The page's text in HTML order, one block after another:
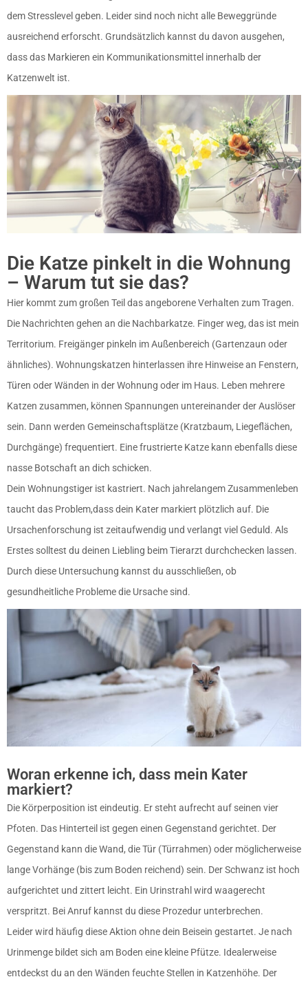
dem Stresslevel geben. Leider sind noch nicht alle Beweggründe
ausreichend erforscht. Grundsätzlich kannst du davon ausgehen,
dass das Markieren ein Kommunikationsmittel innerhalb der
Katzenwelt ist.
Die Katze pinkelt in die Wohnung
– Warum tut sie das?
Hier kommt zum großen Teil das angeborene Verhalten zum Tragen.
Die Nachrichten gehen an die Nachbarkatze. Finger weg, das ist mein
Territorium. Freigänger pinkeln im Außenbereich (Gartenzaun oder
ähnliches). Wohnungskatzen hinterlassen ihre Hinweise an Fenstern,
Türen oder Wänden in der Wohnung oder im Haus. Leben mehrere
Katzen zusammen, können Spannungen untereinander der Auslöser
sein. Dann werden Gemeinschaftsplätze (Kratzbaum, Liegeflächen,
Durchgänge) frequentiert. Eine frustrierte Katze kann ebenfalls diese
nasse Botschaft an dich schicken.
Dein Wohnungstiger ist kastriert. Nach jahrelangem Zusammenleben
taucht das Problem,dass dein Kater markiert plötzlich auf. Die
Ursachenforschung ist zeitaufwendig und verlangt viel Geduld. Als
Erstes solltest du deinen Liebling beim Tierarzt durchchecken lassen.
Durch diese Untersuchung kannst du ausschließen, ob
gesundheitliche Probleme die Ursache sind.
Woran erkenne ich, dass mein Kater
markiert?
Die Körperposition ist eindeutig. Er steht aufrecht auf seinen vier
Pfoten. Das Hinterteil ist gegen einen Gegenstand gerichtet. Der
Gegenstand kann die Wand, die Tür (Türrahmen) oder möglicherweise
lange Vorhänge (bis zum Boden reichend) sein. Der Schwanz ist hoch
aufgerichtet und zittert leicht. Ein Urinstrahl wird waagerecht
verspritzt. Bei Anruf kannst du diese Prozedur unterbrechen.
Leider wird häufig diese Aktion ohne dein Beisein gestartet. Je nach
Urinmenge bildet sich am Boden eine kleine Pfütze. Idealerweise
entdeckst du an den Wänden feuchte Stellen in Katzenhöhe. Der